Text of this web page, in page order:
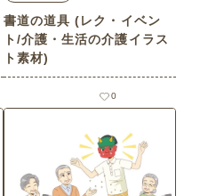
書道の道具 (レク・イベン
ト/介護・生活の介護イラス
ト素材)
0